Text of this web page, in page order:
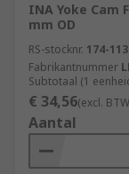
INA Yoke Cam
mm OD
RS-stocknr. 174-
Fabrikantnummer
Subtotaal (1
€ 34,56(excl.
Aantal